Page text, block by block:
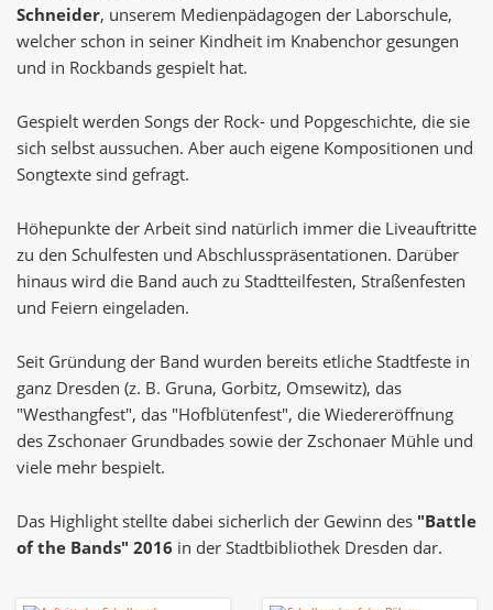
Schneider, unserem Medienpädagogen der Laborschule,
welcher schon in seiner Kindheit im Knabenchor gesungen
und in Rockbands gespielt hat.
Gespielt werden Songs der Rock- und Popgeschichte, die sie
sich selbst aussuchen. Aber auch eigene Kompositionen und
Songtexte sind gefragt.
Höhepunkte der Arbeit sind natürlich immer die Liveauftritte
zu den Schulfesten und Abschlusspräsentationen. Darüber
hinaus wird die Band auch zu Stadtteilfesten, Straßenfesten
und Feiern eingeladen.
Seit Gründung der Band wurden bereits etliche Stadtfeste in
ganz Dresden (z. B. Gruna, Gorbitz, Omsewitz), das
"Westhangfest", das "Hofblütenfest", die Wiedereröffnung
des Zschonaer Grundbades sowie der Zschonaer Mühle und
viele mehr bespielt.
Das Highlight stellte dabei sicherlich der Gewinn des "Battle
of the Bands" 2016 in der Stadtbibliothek Dresden dar.